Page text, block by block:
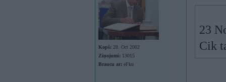
Kopš: 28. Oct 2002
Ziņojumi: 13015
Braucu ar: eFku
23
Cik